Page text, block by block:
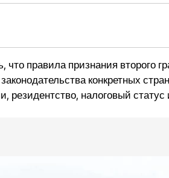
что правила признания второго
конкретных
резидентство, налоговый